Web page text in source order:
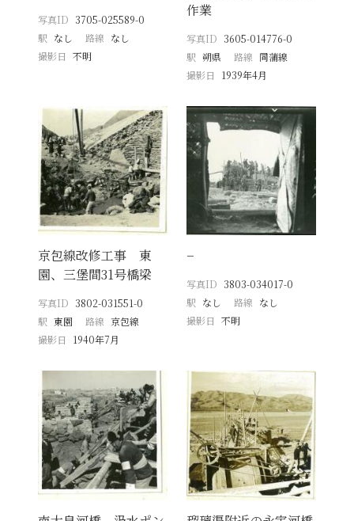
写真ID 3705-025589-0
駅 なし 路線 なし
撮影日
不明
作業
写真ID 3605-014776-0
駅 朔県 路線 同蒲線
撮影日
1939年4月
京包線改修工事 東
園、三堡間31号橋梁
写真ID 3802-031551-0
駅 東園 路線 京包線
撮影日
1940年7月
−
写真ID 3803-034017-0
駅 なし 路線 なし
撮影日 不明